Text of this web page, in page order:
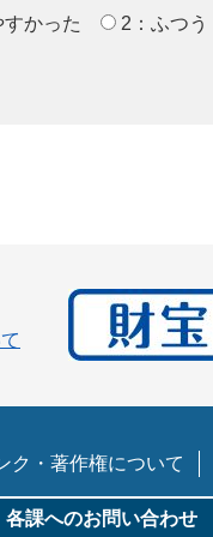
かった 2：ふつう
ク・著作権について
各課へのお問い合わせ